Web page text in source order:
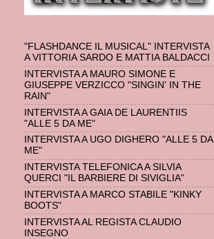
"FLASHDANCE IL MUSICAL" INTERVISTA
A VITTORIA SARDO E MATTIA BALDACCI
INTERVISTA A MAURO SIMONE E
GIUSEPPE VERZICCO "SINGIN' IN THE
RAIN"
INTERVISTA A GAIA DE LAURENTIIS
"ALLE 5 DA ME"
INTERVISTA A UGO DIGHERO "ALLE 5 DA
ME"
INTERVISTA TELEFONICA A SILVIA
QUERCI "IL BARBIERE DI SIVIGLIA"
INTERVISTA A MARCO STABILE "KINKY
BOOTS"
INTERVISTA AL REGISTA CLAUDIO
INSEGNO